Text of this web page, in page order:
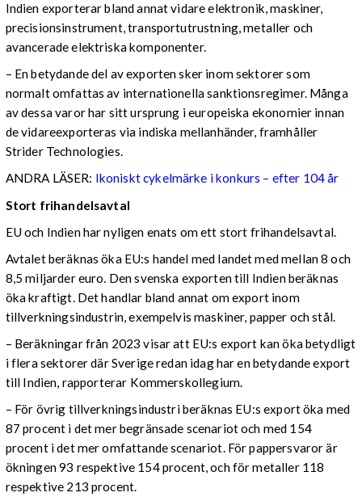
Indien exporterar bland annat vidare elektronik, maskiner,
precisionsinstrument, transportutrustning, metaller och
avancerade elektriska komponenter.
– En betydande del av exporten sker inom sektorer som
normalt omfattas av internationella sanktionsregimer. Många
av dessa varor har sitt ursprung i europeiska ekonomier innan
de vidareexporteras via indiska mellanhänder, framhåller
Strider Technologies.
ANDRA LÄSER: Ikoniskt cykelmärke i konkurs – efter 104 år
Stort frihandelsavtal
EU och Indien har nyligen enats om ett stort frihandelsavtal.
Avtalet beräknas öka EU:s handel med landet med mellan 8 och
8,5 miljarder euro. Den svenska exporten till Indien beräknas
öka kraftigt. Det handlar bland annat om export inom
tillverkningsindustrin, exempelvis maskiner, papper och stål.
– Beräkningar från 2023 visar att EU:s export kan öka betydligt
i flera sektorer där Sverige redan idag har en betydande export
till Indien, rapporterar Kommerskollegium.
– För övrig tillverkningsindustri beräknas EU:s export öka med
87 procent i det mer begränsade scenariot och med 154
procent i det mer omfattande scenariot. För pappersvaror är
ökningen 93 respektive 154 procent, och för metaller 118
respektive 213 procent.